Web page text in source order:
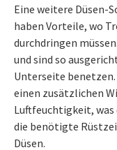
Eine weitere Düsen-
haben Vorteile, wo
durchdringen
und sind so
Unterseite
einen zusätzlichen
Luftfeuchtigkeit,
die benötigte
Düsen.